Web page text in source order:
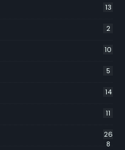
13
2
10
5
14
11
26
8